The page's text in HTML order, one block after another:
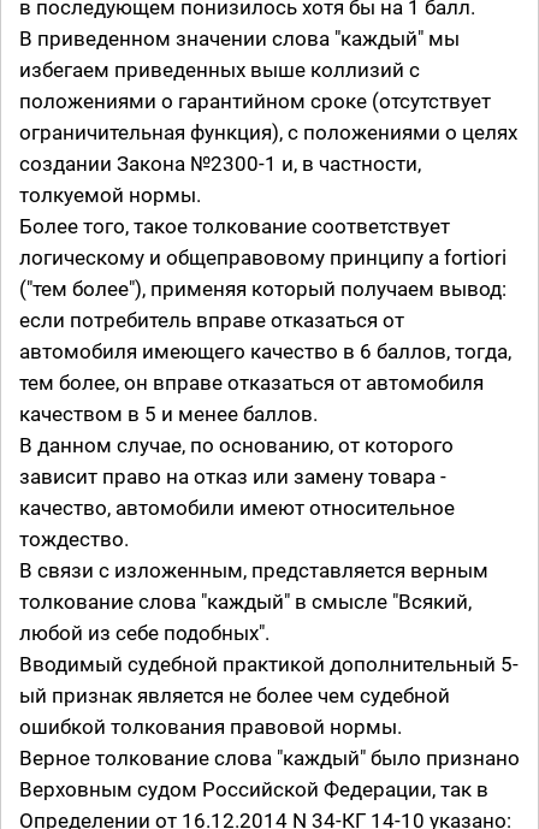
в последующем понизилось хотя бы на 1 балл.
В приведенном значении слова "каждый" мы
избегаем приведенных выше коллизий с
положениями о гарантийном сроке (отсутствует
ограничительная функция), с положениями о целях
создании Закона №2300-1 и, в частности,
толкуемой нормы.
Более того, такое толкование соответствует
логическому и общеправовому принципу a fortiori
("тем более"), применяя который получаем вывод:
если потребитель вправе отказаться от
автомобиля имеющего качество в 6 баллов, тогда,
тем более, он вправе отказаться от автомобиля
качеством в 5 и менее баллов.
В данном случае, по основанию, от которого
зависит право на отказ или замену товара -
качество, автомобили имеют относительное
тождество.
В связи с изложенным, представляется верным
толкование слова "каждый" в смысле "Всякий,
любой из себе подобных".
Вводимый судебной практикой дополнительный 5-
ый признак является не более чем судебной
ошибкой толкования правовой нормы.
Верное толкование слова "каждый" было признано
Верховным судом Российской Федерации, так в
Определении от 16.12.2014 N 34-КГ 14-10 указано: